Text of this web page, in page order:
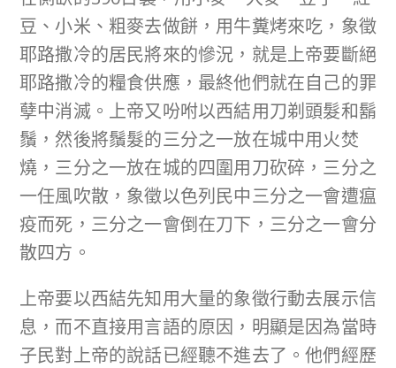
豆、小米、粗麥去做餅，用牛糞烤來吃，象徵
耶路撒冷的居民將來的慘況，就是上帝要斷絕
耶路撒冷的糧食供應，最終他們就在自己的罪
孽中消滅。上帝又吩咐以西結用刀剃頭髮和鬍
鬚，然後將鬚髮的三分之一放在城中用火焚
燒，三分之一放在城的四圍用刀砍碎，三分之
一任風吹散，象徵以色列民中三分之一會遭瘟
疫而死，三分之一會倒在刀下，三分之一會分
散四方。
上帝要以西結先知用大量的象徵行動去展示信
息，而不直接用言語的原因，明顯是因為當時
子民對上帝的說話已經聽不進去了。他們經歷